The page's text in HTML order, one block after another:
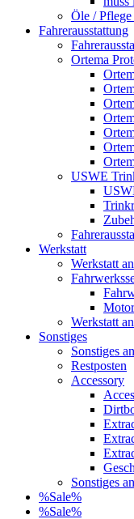
Öle / Pflege
Fahrerausstattung
Ortema
USWE
Werkstatt
Werkstatt
Werkstatt
Sonstiges
Sonstiges
Restposten
Accessory
Sonstiges
%Sale%
%Sale%